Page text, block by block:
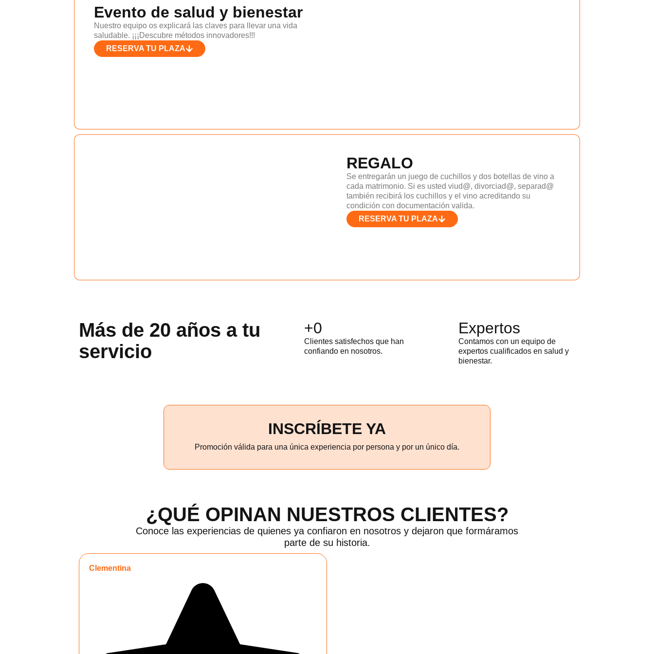
Evento de salud y bienestar
Nuestro equipo os explicará las claves para llevar una vida
saludable. ¡¡¡Descubre métodos innovadores!!!
RESERVA TU PLAZA
REGALO
Se entregarán un juego de cuchillos y dos botellas de vino a
cada matrimonio. Si es usted viud@, divorciad@, separad@
también recibirá los cuchillos y el vino acreditando su
condición con documentación valida.
RESERVA TU PLAZA
Más de 20 años a tu
servicio
Clientes satisfechos que han
confiando en nosotros.
+0 Expertos
Contamos con un equipo de
expertos cualificados en salud y
bienestar.
INSCRÍBETE YA
Promoción válida para una única experiencia por persona y por un único día.
¿QUÉ OPINAN NUESTROS CLIENTES?
Conoce las experiencias de quienes ya confiaron en nosotros y dejaron que formáramos
parte de su historia.
Clementina